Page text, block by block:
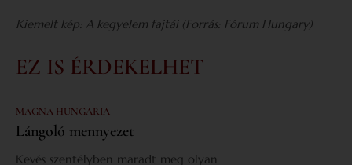
Kiemelt kép: A kegyelem fajtái (Forrás: Fórum Hungary)
EZ IS ÉRDEKELHET
MAGNA HUNGARIA
Lángoló mennyezet
Kevés szentélyben maradt meg olyan